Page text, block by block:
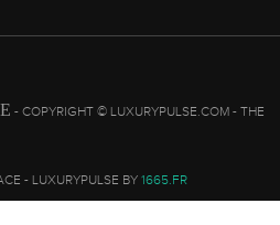
- COPYRIGHT © LUXURYPULSE.COM - THE
- LUXURYPULSE BY 1665.FR